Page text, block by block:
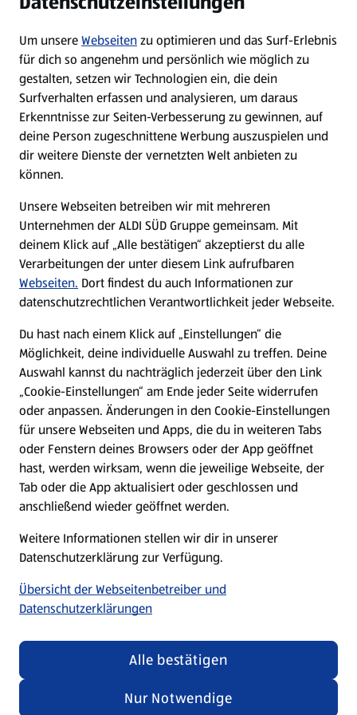
WhatsApp
Über ALDI SÜD
Filialen
Nachhaltigkeit
Karriere
Presse
Hilfe & Kontakt
(öffnet in einem neuen Tab)
Unternehmen
Folge uns hier:
Datenschutz- und Richtlinienmenü
Cookie-Einstellungen
Impressum
Nutzungsbedingungen
Security Policy
Um unsereWebseitenzu optimieren und das Surf-Erlebnis
für dich so angenehm und persönlich wie möglich zu
gestalten, setzen wir Technologien ein, die dein
Surfverhalten erfassen und analysieren, um daraus
Erkenntnisse zur Seiten-Verbesserung zu gewinnen, auf
deine Person zugeschnittene Werbung auszuspielen und
dir weitere Dienste der vernetzten Welt anbieten zu
können.
Unsere Webseiten betreiben wir mit mehreren
Unternehmen der ALDI SÜD Gruppe gemeinsam. Mit
deinem Klick auf „Alle bestätigen“ akzeptierst du alle
Verarbeitungen der unter diesem Link aufrufbaren
Webseiten. Dort findest du auch Informationen zur
datenschutzrechtlichen Verantwortlichkeit jeder Webseite.
Du hast nach einem Klick auf „Einstellungen“ die
Möglichkeit, deine individuelle Auswahl zu treffen. Deine
Auswahl kannst du nachträglich jederzeit über den Link
„Cookie-Einstellungen“ am Ende jeder Seite widerrufen
oder anpassen. Änderungen in den Cookie-Einstellungen
für unsere Webseiten und Apps, die du in weiteren Tabs
oder Fenstern deines Browsers oder der App geöffnet
hast, werden wirksam, wenn die jeweilige Webseite, der
Tab oder die App aktualisiert oder geschlossen und
anschließend wieder geöffnet werden.
Weitere Informationen stellen wir dir in unserer
Datenschutzerklärung zur Verfügung.
Übersicht der Webseitenbetreiber und
Datenschutzerklärungen
Nur Notwendige
Alle bestätigen